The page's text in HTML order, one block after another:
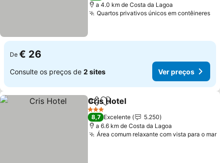
a 4.0 km de Costa da Lagoa
Quartos privativos únicos em contêineres
De € 26
Consulte os preços de 2 sites Ver preços
PartilharAdicionar aos favoritos
Cris Hotel
3 Estrelas
8,7 Excelente
5.250
a 6.6 km de Costa da Lagoa
Área comum relaxante com vista para o mar